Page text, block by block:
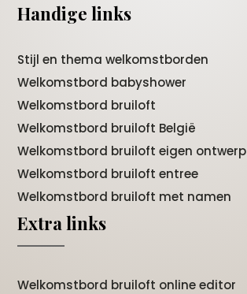
Handige links
Stijl en thema welkomstborden
Welkomstbord babyshower
Welkomstbord bruiloft
Welkomstbord bruiloft België
Welkomstbord bruiloft eigen ontwerp
Welkomstbord bruiloft entree
Welkomstbord bruiloft met namen
Extra links
Welkomstbord bruiloft online editor